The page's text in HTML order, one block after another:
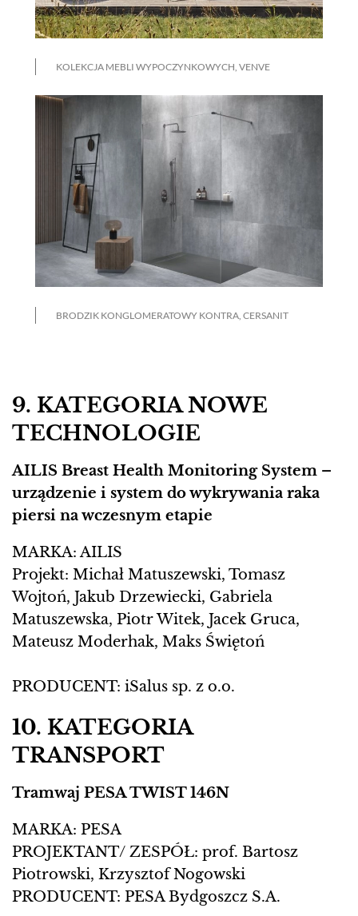
KOLEKCJA MEBLI WYPOCZYNKOWYCH, VENVE
BRODZIK KONGLOMERATOWY KONTRA, CERSANIT
9. KATEGORIA NOWE
TECHNOLOGIE
AILIS Breast Health Monitoring System –
urządzenie i system do wykrywania raka
piersi na wczesnym etapie
MARKA: AILIS
Projekt: Michał Matuszewski, Tomasz
Wojtoń, Jakub Drzewiecki, Gabriela
Matuszewska, Piotr Witek, Jacek Gruca,
Mateusz Moderhak, Maks Świętoń
PRODUCENT: iSalus sp. z o.o.
10. KATEGORIA
TRANSPORT
Tramwaj PESA TWIST 146N
MARKA: PESA
PROJEKTANT/ ZESPÓŁ: prof. Bartosz
Piotrowski, Krzysztof Nogowski
PRODUCENT: PESA Bydgoszcz S.A.